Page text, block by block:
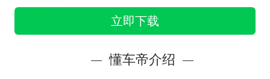
立即下载
懂车帝介绍